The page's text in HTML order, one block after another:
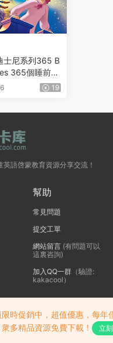
士尼系列365 B
365個睡前故
19
語啓蒙教育資源分享交流！
幫助
常見問題
提交工單
網站留言(有問題可以
這裏咨詢)
加入QQ一群（驗證:
kakacool）
時促銷中，超值優惠，每年
多精品資源免費下載！
立